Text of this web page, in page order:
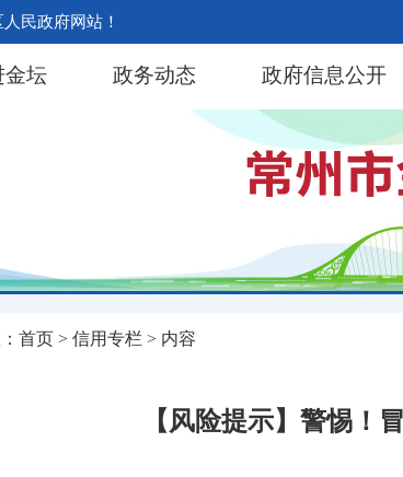
民政府网站！
金坛 政务动态 政府信息公开
首页 > 信用专栏 > 内容
【风险提示】警惕！